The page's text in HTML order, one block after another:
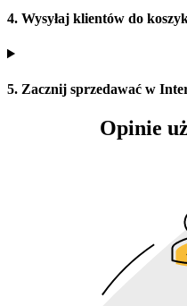
4. Wysyłaj klientów do
5. Zacznij sprzedawać w
Opinie